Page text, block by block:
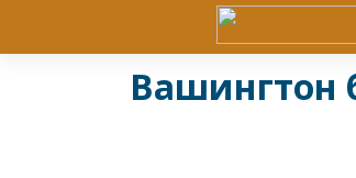
Вашингтон